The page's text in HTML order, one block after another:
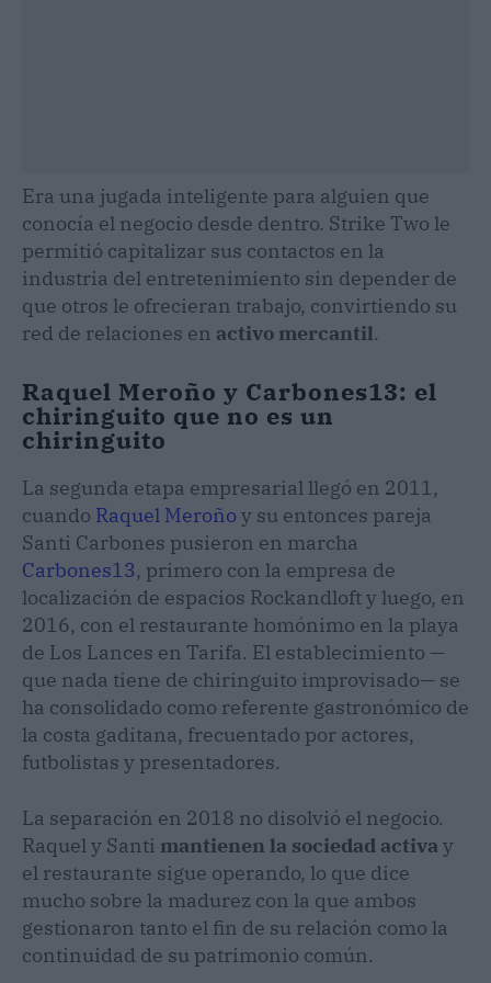
Era una jugada inteligente para alguien que
conocía el negocio desde dentro. Strike Two le
permitió capitalizar sus contactos en la
industria del entretenimiento sin depender de
que otros le ofrecieran trabajo, convirtiendo su
red de relaciones en activo mercantil.
Raquel Meroño y Carbones13: el
chiringuito que no es un
chiringuito
La segunda etapa empresarial llegó en 2011,
cuando Raquel Meroño y su entonces pareja
Santi Carbones pusieron en marcha
Carbones13, primero con la empresa de
localización de espacios Rockandloft y luego, en
2016, con el restaurante homónimo en la playa
de Los Lances en Tarifa. El establecimiento —
que nada tiene de chiringuito improvisado— se
ha consolidado como referente gastronómico de
la costa gaditana, frecuentado por actores,
futbolistas y presentadores.
La separación en 2018 no disolvió el negocio.
Raquel y Santi mantienen la sociedad activa y
el restaurante sigue operando, lo que dice
mucho sobre la madurez con la que ambos
gestionaron tanto el fin de su relación como la
continuidad de su patrimonio común.